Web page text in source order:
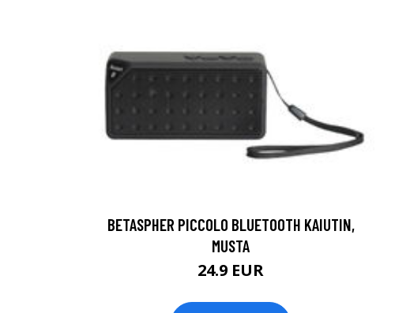
BETASPHER PICCOLO BLUETOOTH KAIUTIN,
MUSTA
24.9 EUR